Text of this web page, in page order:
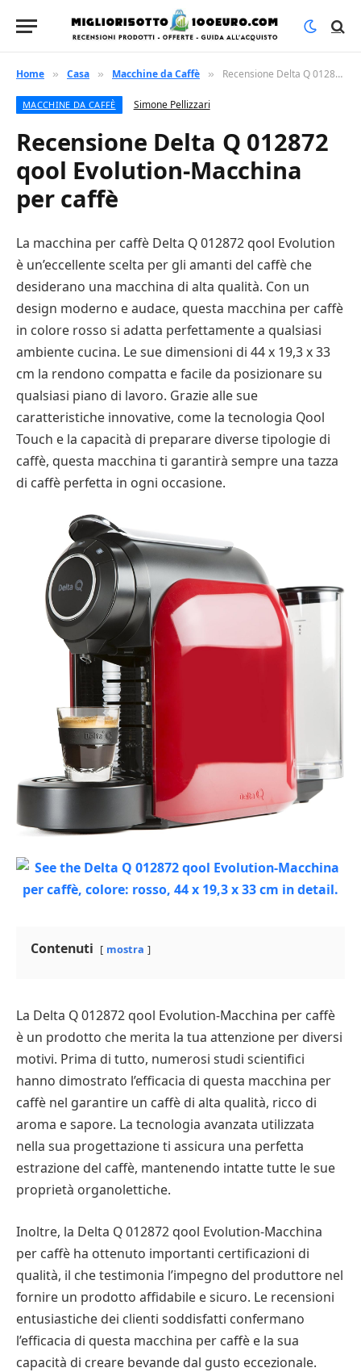
Home » Casa » Macchine da Caffè » Recensione Delta Q 012872 qool Evolution-Macchina per caffè
MACCHINE DA CAFFÈ Simone Pellizzari
Recensione Delta Q 012872
qool Evolution-Macchina
per caffè
La macchina per caffè Delta Q 012872 qool Evolution
è un’eccellente scelta per gli amanti del caffè che
desiderano una macchina di alta qualità. Con un
design moderno e audace, questa macchina per caffè
in colore rosso si adatta perfettamente a qualsiasi
ambiente cucina. Le sue dimensioni di 44 x 19,3 x 33
cm la rendono compatta e facile da posizionare su
qualsiasi piano di lavoro. Grazie alle sue
caratteristiche innovative, come la tecnologia Qool
Touch e la capacità di preparare diverse tipologie di
caffè, questa macchina ti garantirà sempre una tazza
di caffè perfetta in ogni occasione.
Contenuti mostra
La Delta Q 012872 qool Evolution-Macchina per caffè
è un prodotto che merita la tua attenzione per diversi
motivi. Prima di tutto, numerosi studi scientifici
hanno dimostrato l’efficacia di questa macchina per
caffè nel garantire un caffè di alta qualità, ricco di
aroma e sapore. La tecnologia avanzata utilizzata
nella sua progettazione ti assicura una perfetta
estrazione del caffè, mantenendo intatte tutte le sue
proprietà organolettiche.
Inoltre, la Delta Q 012872 qool Evolution-Macchina
per caffè ha ottenuto importanti certificazioni di
qualità, il che testimonia l’impegno del produttore nel
fornire un prodotto affidabile e sicuro. Le recensioni
entusiastiche dei clienti soddisfatti confermano
l’efficacia di questa macchina per caffè e la sua
capacità di creare bevande dal gusto eccezionale.